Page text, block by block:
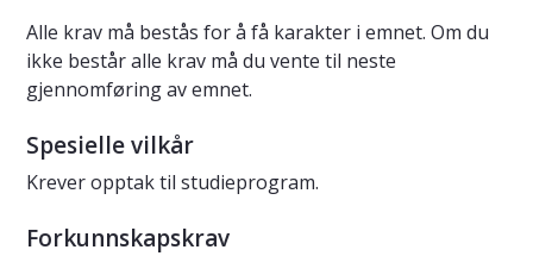
Alle krav må bestås for å få karakter i emnet. Om du
ikke består alle krav må du vente til neste
gjennomføring av emnet.
Spesielle vilkår
Krever opptak til studieprogram.
Forkunnskapskrav